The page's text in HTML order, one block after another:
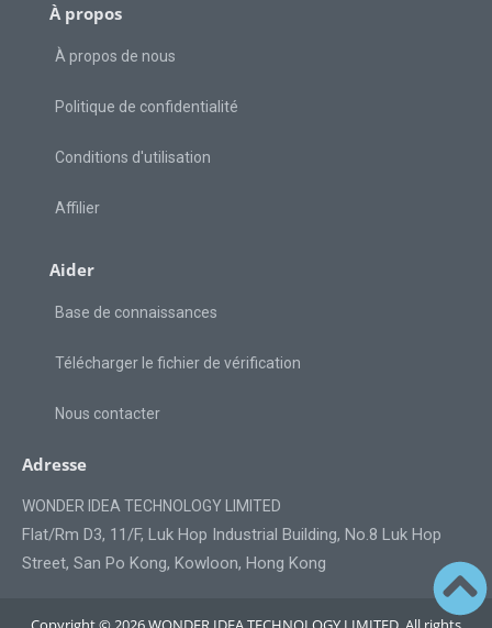
À propos
À propos de nous
Politique de confidentialité
Conditions d'utilisation
Affilier
Aider
Base de connaissances
Télécharger le fichier de vérification
Nous contacter
Adresse
WONDER IDEA TECHNOLOGY LIMITED
Flat/Rm D3, 11/F, Luk Hop Industrial Building, No.8 Luk Hop
Street, San Po Kong, Kowloon, Hong Kong